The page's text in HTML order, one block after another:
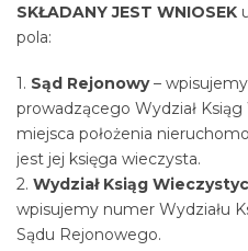
SKŁADANY JEST WNIOSEK
pola:
1. Sąd Rejonowy–
prowadzącego Wydział
miejsca położenia
jest jej księga wieczysta.
2. Wydział Ksiąg
wpisujemy numer Wydziału
Sądu Rejonowego.